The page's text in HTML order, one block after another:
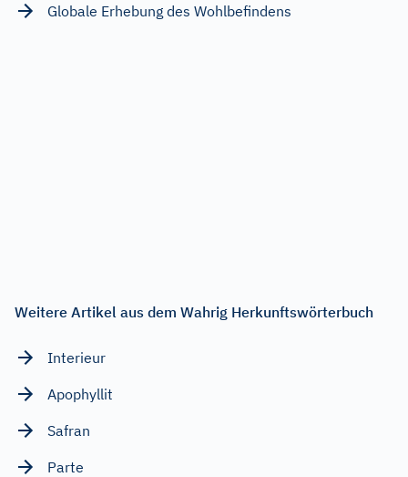
Globale Erhebung des Wohlbefindens
Weitere Artikel aus dem Wahrig Herkunftswörterbuch
Interieur
Apophyllit
Safran
Parte